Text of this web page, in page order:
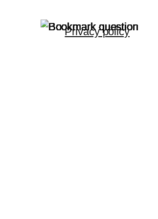
Privacy policy